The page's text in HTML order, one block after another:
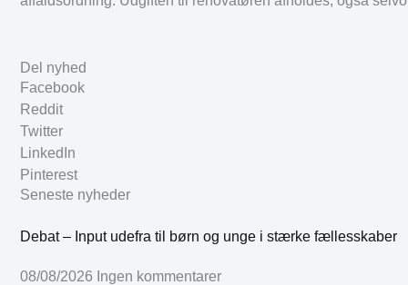
Del nyhed
Facebook
Reddit
Twitter
LinkedIn
Pinterest
Seneste nyheder
Debat – Input udefra til børn og unge i stærke fællesskaber
08/08/2026 Ingen kommentarer